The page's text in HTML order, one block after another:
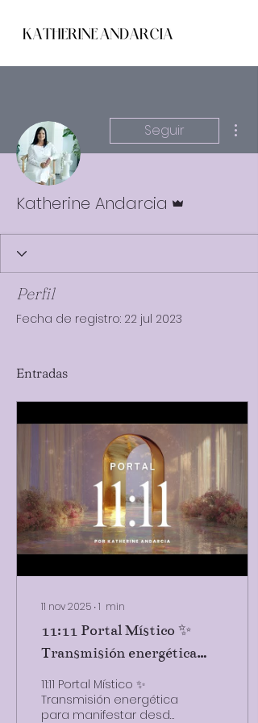
Seguir
Katherine Andarcia
Perfil
Fecha de registro: 22 jul 2023
Entradas
11 nov 2025 ∙1 min
11:11 Portal Místico ✨
Transmisión energética
para manifestar desde el
alma por Katherine
11:11 Portal Místico ✨
Transmisión energética
para manifestar desde